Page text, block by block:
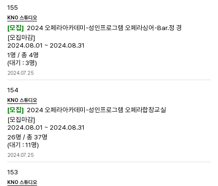
155
KNO 스튜디오
[모집] 2024 오페라아카데미-성인프로그램 오페라싱어-Bar.정 경
[모집마감]
2024.08.01 ~ 2024.08.31
1명 /총 4명
(대기 : 3명)
2024.07.25
154
KNO 스튜디오
[모집] 2024 오페라아카데미-성인프로그램 오페라합창교실
[모집마감]
2024.08.01 ~ 2024.08.31
26명 /총 37명
(대기 : 11명)
2024.07.25
153
KNO 스튜디오